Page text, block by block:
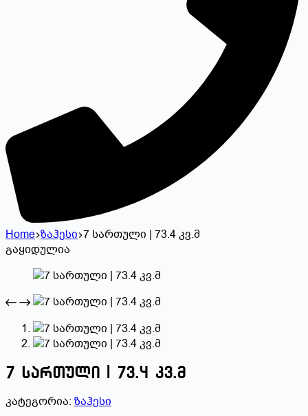
Home ზაჰესი 7 სართული | 73.4 კვ.მ
გაყიდულია
7 სართული | 73.4 კვ.მ
კატეგორია: ზაჰესი